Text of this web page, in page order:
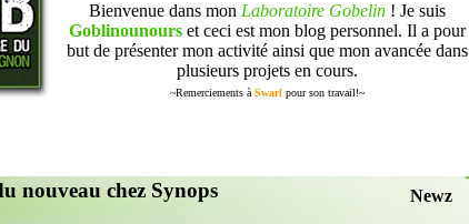
Bienvenue dans mon Laboratoire Gobelin! Je suis
Goblinounourset ceci est mon blog personnel. Il a pour
but de présenter mon activité ainsi que mon avancée dans
plusieurs projets en cours.
~Remerciements à Swarlpour son travail!~
Newz
nouveau chez Synops